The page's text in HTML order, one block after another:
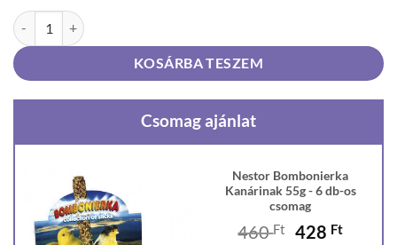
Nestor Bombonierka Kanárinak 55g mennyiség
KOSÁRBA TESZEM
Csomag ajánlat
Nestor Bombonierka
Kanárinak 55g - 6 db-os
csomag
460Ft
Original
428 Ft